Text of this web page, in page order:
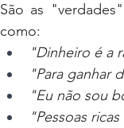
São as
como:
"Dinheiro é a
"Para ganhar
"Eu não sou
"Pessoas